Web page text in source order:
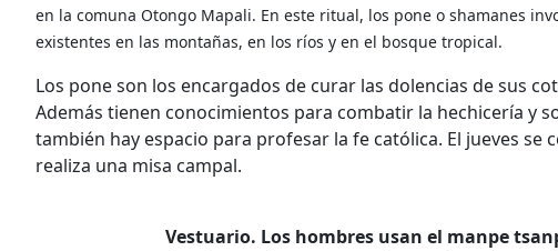
en la comuna Otongo Mapali. En este ritual, los pone o shamanes
existentes en las montañas, en los ríos y en el bosque tropical.
Los pone son los encargados de curar las dolencias de sus
Además tienen conocimientos para combatir la hechicería y
también hay espacio para profesar la fe católica. El jueves se
realiza una misa campal.
Vestuario. Los hombres usan el manpe